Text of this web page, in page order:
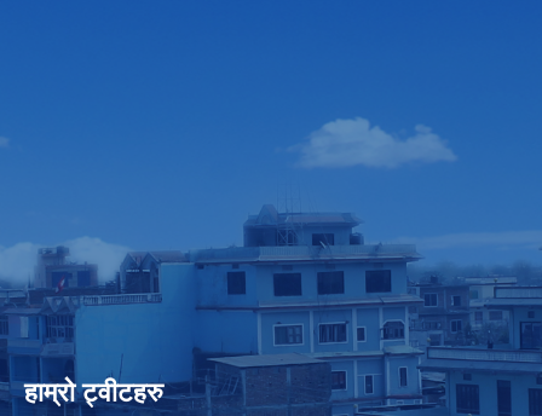
हाम्रो ट्वीटहरु